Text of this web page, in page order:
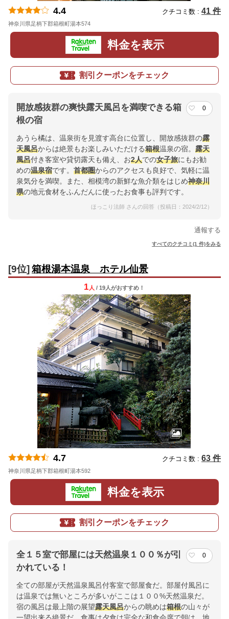
4.4 クチコミ数 : 41 件
神奈川県足柄下郡箱根町湯本574
料金を表示
割引クーポンをチェック
開放感抜群の爽快露天風呂を満喫できる箱
根の宿
0
あうら橘は、温泉街を見渡す高台に位置し、開放感抜群の露
天風呂からは絶景もお楽しみいただける箱根温泉の宿。 露天
風呂付き客室や貸切露天も備え、お2人での女子旅にもお勧
めの温泉宿です。 首都圏からのアクセスも良好で、気軽に温
泉気分を満喫。また、相模湾の新鮮な魚介類をはじめ神奈川
県の地元食材をふんだんに使ったお食事も評判です。
ほっこり法師 さんの回答（投稿日：2024/2/12）
通報する
すべてのクチコミ(1 件)をみる
[9位] 箱根湯本温泉 ホテル仙景
1 人 / 19人がおすすめ！
4.7 クチコミ数 : 63 件
神奈川県足柄下郡箱根町湯本592
料金を表示
割引クーポンをチェック
全１５室で部屋には天然温泉１００％が引
かれている！
0
全ての部屋が天然温泉風呂付客室で部屋食だ。部屋付風呂に
は温泉では無いところが多いがここは１００%天然温泉だ。
宿の風呂は最上階の展望露天風呂からの眺めは箱根の山々が